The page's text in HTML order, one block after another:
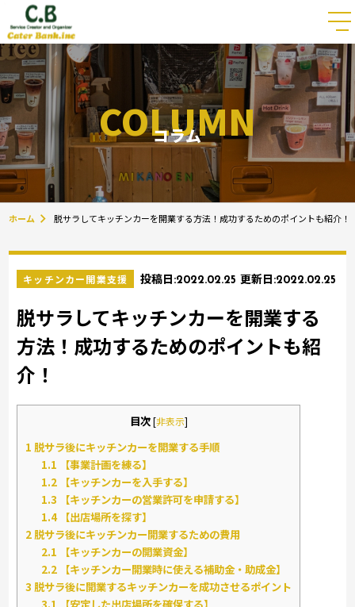
COLUMN
コラム
ホーム 脱サラしてキッチンカーを開業する方法！成功するためのポイントも紹介！
キッチンカー開業支援 投稿日:2022.02.25 更新日:2022.02.25
脱サラしてキッチンカーを開業する
方法！成功するためのポイントも紹
介！
目次[非表示]
1 脱サラ後にキッチンカーを開業する手順
1.1 【事業計画を練る】
1.2 【キッチンカーを入手する】
1.3 【キッチンカーの営業許可を申請する】
1.4【出店場所を探す】
2脱サラ後にキッチンカー開業するための費用
2.1 【キッチンカーの開業資金】
2.2 【キッチンカー開業時に使える補助金・助成金】
3 脱サラ後に開業するキッチンカーを成功させるポイント